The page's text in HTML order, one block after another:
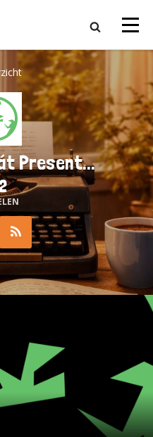
Present...